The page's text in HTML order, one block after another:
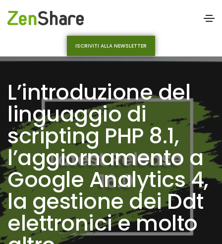
ISCRIVITI ALLA NEWSLETTER
L’introduzione del
linguaggio di
scripting PHP 8.1,
l’aggiornamento a
Google Analytics 4,
la gestione dei Ddt
elettronici e molto